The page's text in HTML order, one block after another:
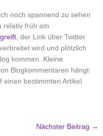
noch spannend zu sehen
relativ früh am
, der Link über Twitter
verbreitet wird und plötzlich
kommen. Kleine
Blogkommentaren hängt
einen bestimmten Artikel
Nächster Beitrag →